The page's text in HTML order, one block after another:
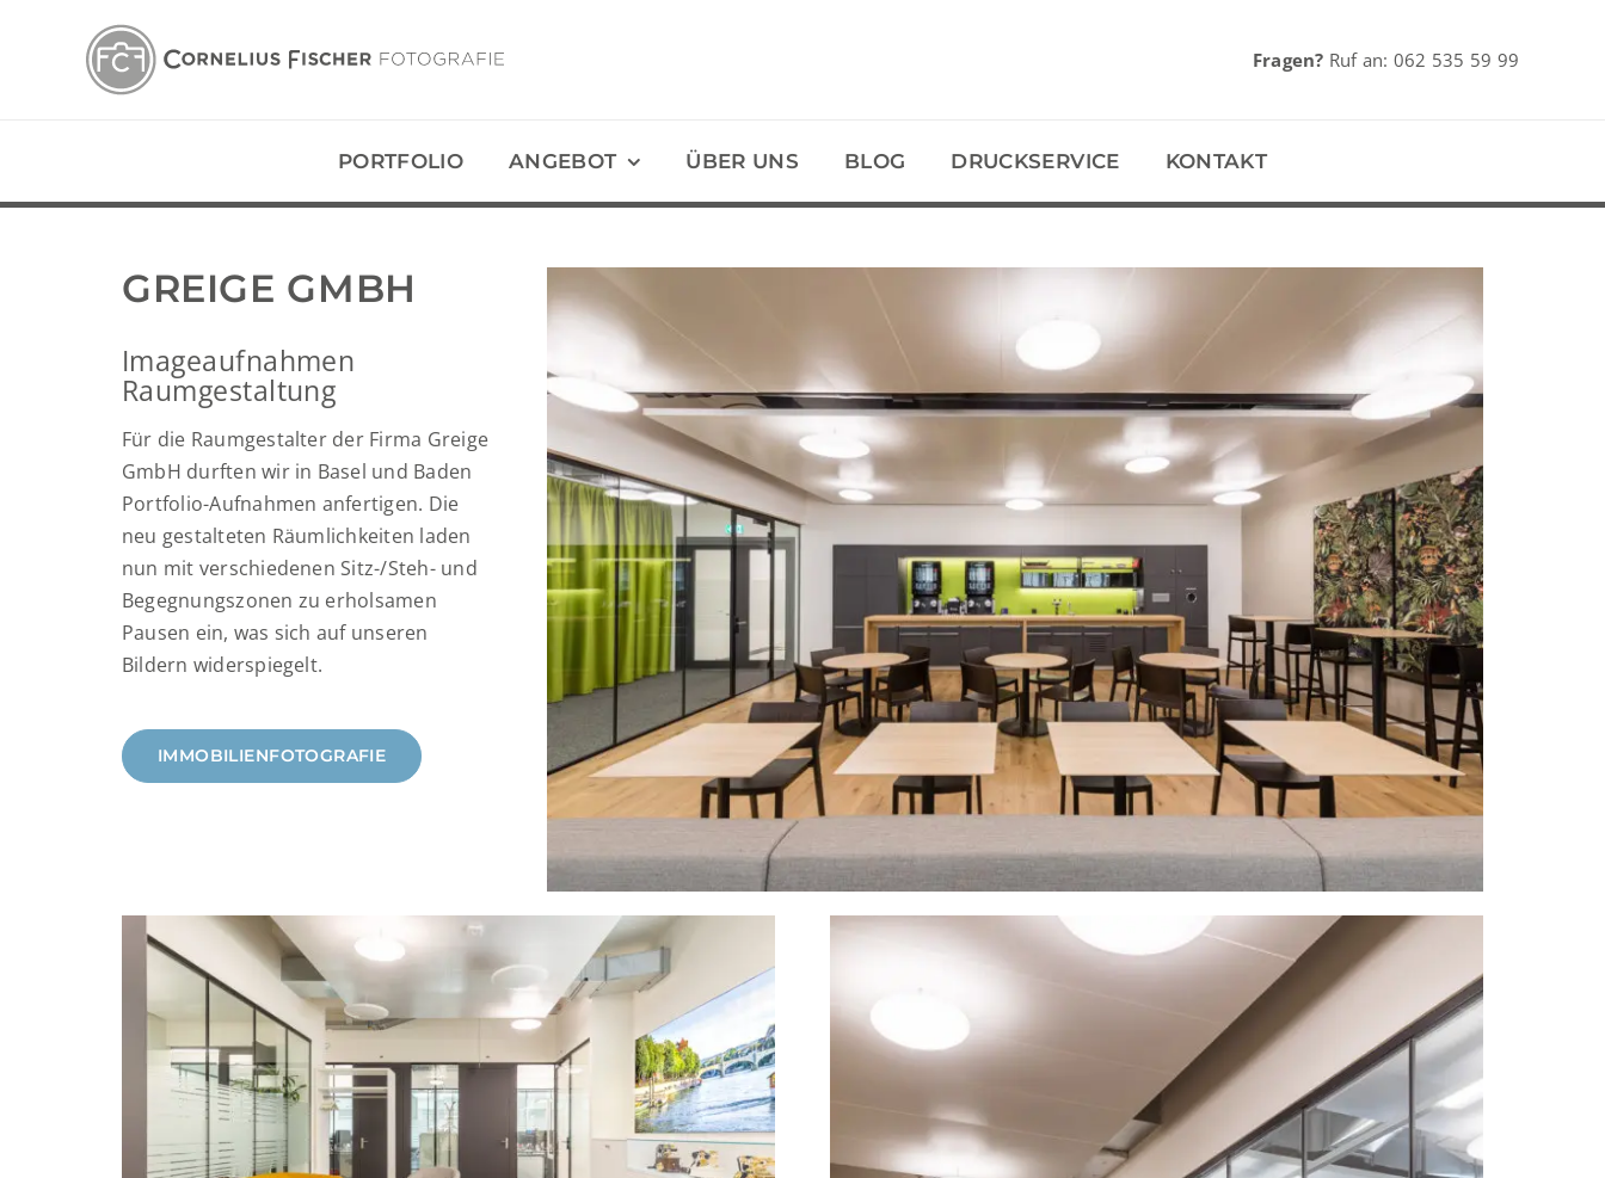
Fragen? Ruf an: 062 535 59 99
PORTFOLIO ANGEBOT ÜBER UNS BLOG DRUCKSERVICE KONTAKT
GREIGE GMBH
Imageaufnahmen
Raumgestaltung
Für die Raumgestalter der Firma Greige
GmbH durften wir in Basel und Baden
Portfolio-Aufnahmen anfertigen. Die
neu gestalteten Räumlichkeiten laden
nun mit verschiedenen Sitz-/Steh- und
Begegnungszonen zu erholsamen
Pausen ein, was sich auf unseren
Bildern widerspiegelt.
IMMOBILIENFOTOGRAFIE